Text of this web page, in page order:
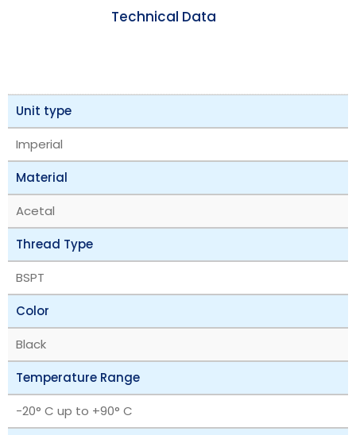
Technical Data
Unit type
Imperial
Material
Acetal
Thread Type
BSPT
Color
Black
Temperature Range
-20° C up to +90° C